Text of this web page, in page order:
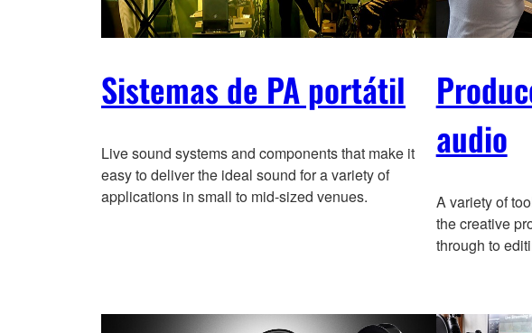
Sistemas de PA portátil
Live sound systems and components that make it
easy to deliver the ideal sound for a variety of
applications in small to mid-sized venues.
audio
A variety of
the creative
through to